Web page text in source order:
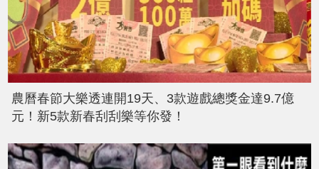
農曆春節大樂透連開19天、3款遊戲總獎金達9.7億
元！新5款新春刮刮樂等你發！